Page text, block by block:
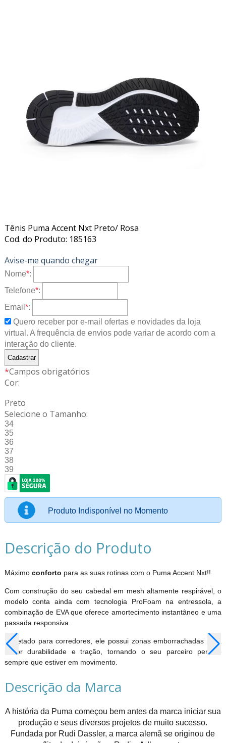
Tênis Puma Accent Nxt Preto/ Rosa
Cod. do Produto: 185163
Avise-me quando chegar
Nome*:
Telefone*:
Email *:
Quero receber por e-mail ofertas e novidades da loja
virtual. A frequência de envios pode variar de acordo com a
interação do cliente.
*Campos obrigatórios
Cor:
Preto
Selecione o Tamanho:
34
35
36
37
38
39
Produto Indisponível no Momento
Descrição do Produto
Máximo conforto para as suas rotinas com o Puma Accent Nxt!!
Com construção do seu cabedal em mesh altamente respirável, o
modelo conta ainda com tecnologia ProFoam na entressola, a
combinação de EVA que oferece amortecimento instantâneo e uma
passada responsiva.
Projetado para corredores, ele possui zonas emborrachadas para
maior durabilidade e tração, tornando o seu parceiro perfeito
sempre que estiver em movimento.
Descrição da Marca
A história da Puma começou bem antes da marca iniciar sua
produção e seus diversos projetos de muito sucesso.
Fundada por Rudi Dassler, a marca alemã se originou de